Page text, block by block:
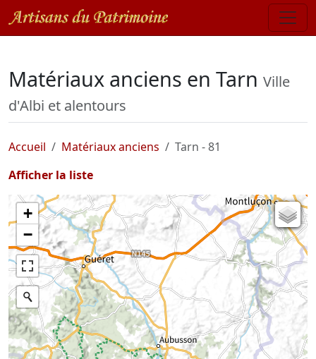
Matériaux anciens en Tarn Ville
d'Albi et alentours
Accueil Matériaux anciens
Tarn - 81
Afficher la liste
+
−
Carte de l'état-major (1820-1866)
Parcellaire cadastral
Plan IGN
Photographies aériennes